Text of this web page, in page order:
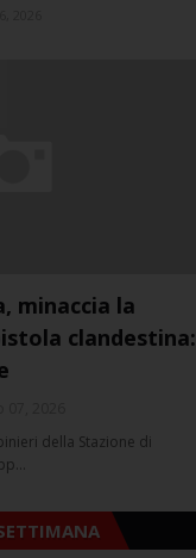
minaccia la
clandestina:
della Stazione di